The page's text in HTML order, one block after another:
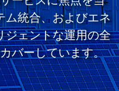
ム統合、およびエネ
ジェントな運用の全
バーしています。